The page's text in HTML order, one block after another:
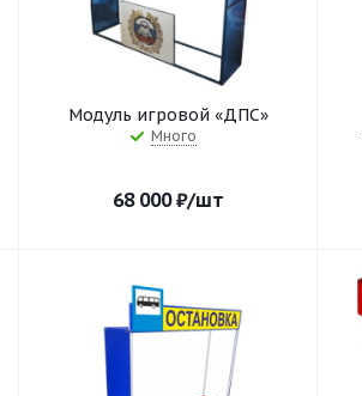
Модуль игровой «ДПС»
Много
68 000₽/шт